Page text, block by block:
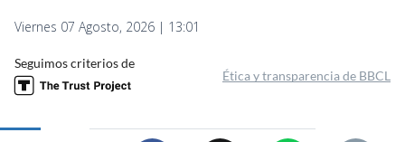
Viernes 07 Agosto, 2026 | 13:01
Seguimos criterios de
Ética y transparencia de BBCL